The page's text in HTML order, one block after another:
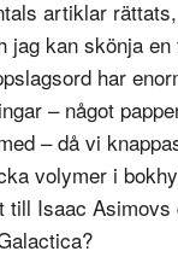
artiklar
jag kan skönja
har
– något
– då vi
volymer i
till Isaac Asimovs